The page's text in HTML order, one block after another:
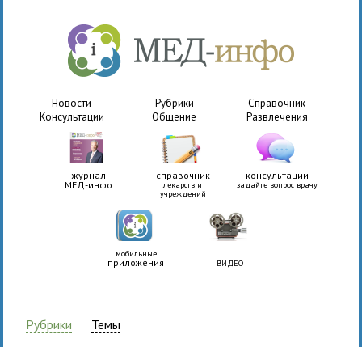
Новости Рубрики
Справочник
Консультации
Общение Развлечения
журнал
МЕД-инфо
справочник
лекарств и
учреждений
консультации
задайте вопрос врачу
мобильные
приложения ВИДЕО
Рубрики Темы